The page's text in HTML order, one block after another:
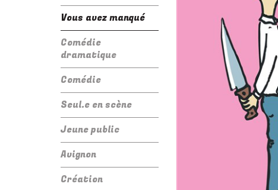
Vous avez manqué
Comédie
dramatique
Comédie
Seul.e en scène
Jeune public
Avignon
Création